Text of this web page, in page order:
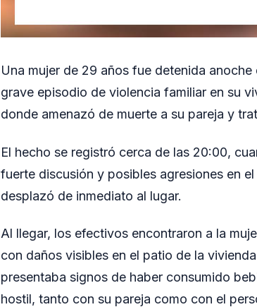
Una mujer de 29 años fue detenida
grave episodio de violencia familiar en su
donde amenazó de muerte a su pareja y
El hecho se registró cerca de las 20:00,
fuerte discusión y posibles agresiones en
desplazó de inmediato al lugar.
Al llegar, los efectivos encontraron a la
con daños visibles en el patio de la
presentaba signos de haber consumido
hostil, tanto con su pareja como con el